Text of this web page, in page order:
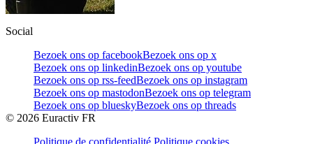
Social
Bezoek ons op facebookBezoek ons op x
Bezoek ons op linkedinBezoek ons op youtube
Bezoek ons op rss-feedBezoek ons op instagram
Bezoek ons op mastodonBezoek ons op telegram
Bezoek ons op blueskyBezoek ons op threads
© 2026 Euractiv FR
Politique de confidentialité Politique cookies